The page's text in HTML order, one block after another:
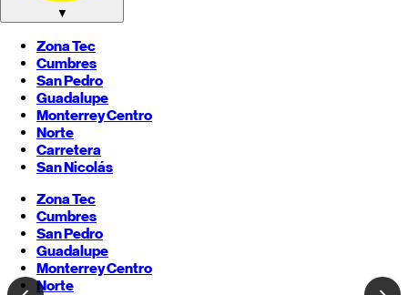
▼
Zona Tec
Cumbres
San Pedro
Guadalupe
MonterreyCentro
Norte
Carretera
San Nicolás
Zona Tec
Cumbres
San Pedro
Guadalupe
MonterreyCentro
Norte